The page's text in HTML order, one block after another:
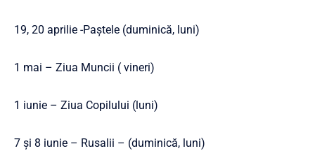
19, 20 aprilie -Paștele (duminică, luni)
1 mai – Ziua Muncii ( vineri)
1 iunie – Ziua Copilului (luni)
7 și 8 iunie – Rusalii – (duminică, luni)